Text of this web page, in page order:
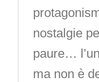
nostalgie
paure…
ma non è